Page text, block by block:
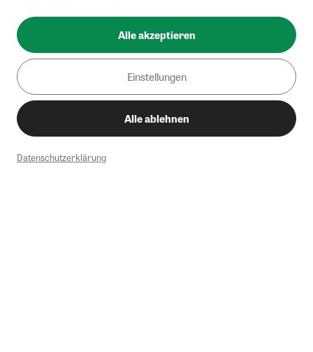
Alle akzeptieren
Einstellungen
Alle ablehnen
Datenschutzerklärung